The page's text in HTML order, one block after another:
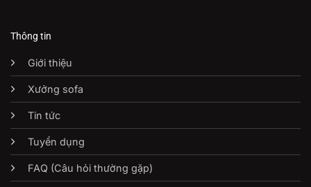
Thông tin
Giới thiệu
Xưởng sofa
Tin tức
Tuyển dụng
FAQ (Câu hỏi thường gặp)